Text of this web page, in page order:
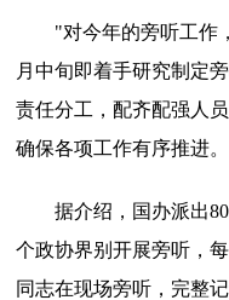
"对今年的旁听工作
月中旬即着手研究制定
责任分工，配齐配强人
确保各项工作有序推进
据介绍，国办派出
个政协界别开展旁听，
同志在现场旁听，完整